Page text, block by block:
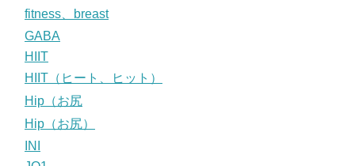
fitness、breast
GABA
HIIT
HIIT（ヒート、ヒット）
Hip（お尻
Hip（お尻）
INI